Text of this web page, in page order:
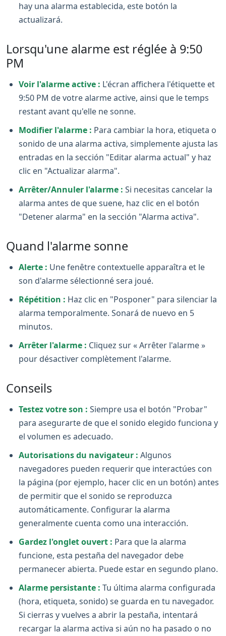
hay una alarma establecida, este botón la
actualizará.
Lorsqu'une alarme est réglée à 9:50
PM
Voir l'alarme active : L'écran affichera l'étiquette et
9:50 PM de votre alarme active, ainsi que le temps
restant avant qu'elle ne sonne.
Modifier l'alarme : Para cambiar la hora, etiqueta o
sonido de una alarma activa, simplemente ajusta las
entradas en la sección "Editar alarma actual" y haz
clic en "Actualizar alarma".
Arrêter/Annuler l'alarme : Si necesitas cancelar la
alarma antes de que suene, haz clic en el botón
"Detener alarma" en la sección "Alarma activa".
Quand l'alarme sonne
Alerte : Une fenêtre contextuelle apparaîtra et le
son d'alarme sélectionné sera joué.
Répétition : Haz clic en "Posponer" para silenciar la
alarma temporalmente. Sonará de nuevo en 5
minutos.
Arrêter l'alarme : Cliquez sur « Arrêter l'alarme »
pour désactiver complètement l'alarme.
Conseils
Testez votre son : Siempre usa el botón "Probar"
para asegurarte de que el sonido elegido funciona y
el volumen es adecuado.
Autorisations du navigateur : Algunos
navegadores pueden requerir que interactúes con
la página (por ejemplo, hacer clic en un botón) antes
de permitir que el sonido se reproduzca
automáticamente. Configurar la alarma
generalmente cuenta como una interacción.
Gardez l'onglet ouvert : Para que la alarma
funcione, esta pestaña del navegador debe
permanecer abierta. Puede estar en segundo plano.
Alarme persistante : Tu última alarma configurada
(hora, etiqueta, sonido) se guarda en tu navegador.
Si cierras y vuelves a abrir la pestaña, intentará
recargar la alarma activa si aún no ha pasado o no